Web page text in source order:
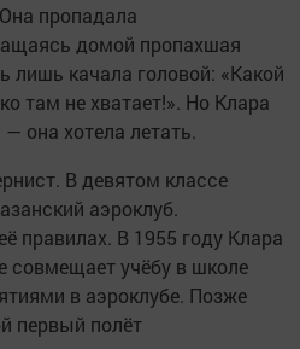
пропадала
домой пропахшая
качала головой: «Какой
там не хватает!». Но Клара
она хотела летать.
В девятом классе
аэроклуб.
правилах. В 1955 году Клара
совмещает учёбу в школе
в аэроклубе. Позже
первый полёт